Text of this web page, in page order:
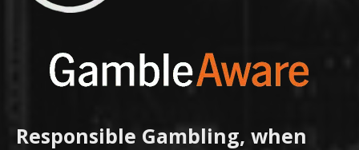
Responsible Gambling, when